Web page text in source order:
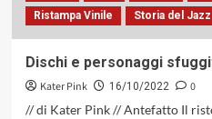
Ristampa Vinile
Storia del Jazz
Dischi e personaggi
Kater Pink 16/10/2022
0
// di Kater Pink // Antefatto Il